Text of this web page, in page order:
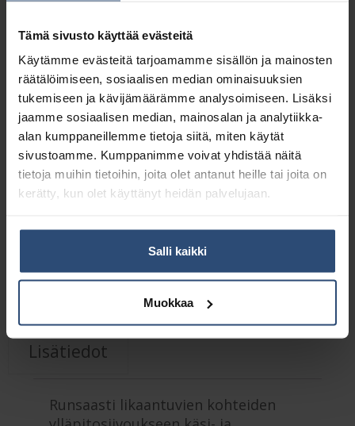
Tämä sivusto käyttää evästeitä
Käytämme evästeitä tarjoamamme sisällön ja mainosten
räätälöimiseen, sosiaalisen median ominaisuuksien
tukemiseen ja kävijämäärämme analysoimiseen. Lisäksi
jaamme sosiaalisen median, mainosalan ja analytiikka-
alan kumppaneillemme tietoja siitä, miten käytät
sivustoamme. Kumppanimme voivat yhdistää näitä
tietoja muihin tietoihin, joita olet antanut heille tai joita on
kerätty, kun olet käyttänyt heidän palvelujaan.
Salli kaikki
Muokkaa
46,28€ alv 0%
(58,08€ sis. alv 25.5%)
Täydessä laatikossa 3 ast (138,84 € / ltk)
LISÄÄ OSTOSKORIIN
Yhteensä: 46,28 €
Lisätiedot
Runsaasti likaantuvien kohteiden